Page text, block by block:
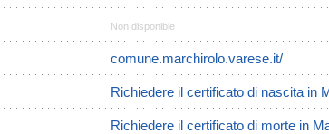
Non disponible
comune.marchirolo.varese.it/
Richiedere il certificato di nascita in
Richiedere il certificato di morte in